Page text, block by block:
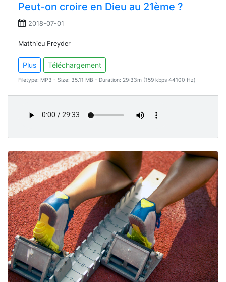
Peut-on croire en Dieu au 21ème ?
2018-07-01
Matthieu Freyder
Plus Téléchargement
Filetype: MP3 - Size: 35.11 MB - Duration: 29:33m (159 kbps 44100 Hz)